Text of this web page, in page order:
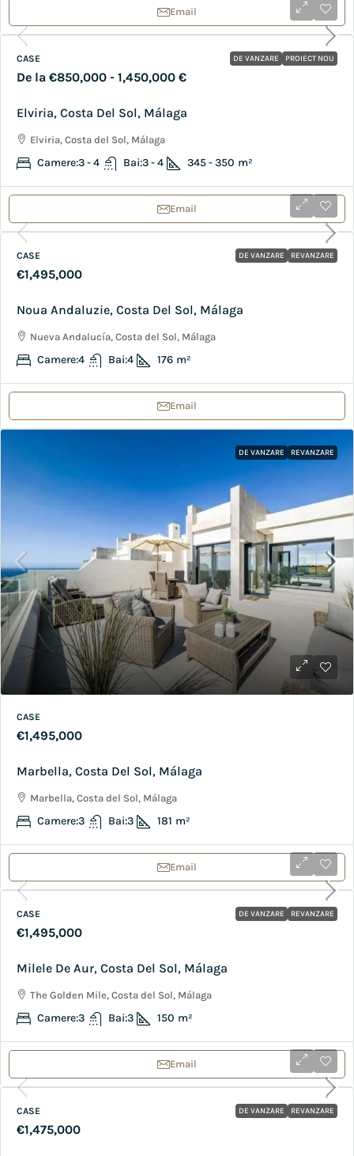
Email
DE VANZARE PROIECT NOU
CASE
De la €850,000 - 1,450,000 €
Elviria, Costa Del Sol, Málaga
Elviria, Costa del Sol, Málaga
Camere:3 - 4 Bai:3 - 4 345 - 350 m²
Email
DE VANZARE REVANZARE
CASE
€1,495,000
Noua Andaluzie, Costa Del Sol, Málaga
Nueva Andalucía, Costa del Sol, Málaga
Camere:4 Bai:4 176 m²
Email
DE VANZARE REVANZARE
CASE
€1,495,000
Marbella, Costa Del Sol, Málaga
Marbella, Costa del Sol, Málaga
Camere:3 Bai:3 181 m²
Email
DE VANZARE REVANZARE
CASE
€1,495,000
Milele De Aur, Costa Del Sol, Málaga
The Golden Mile, Costa del Sol, Málaga
Camere:3 Bai:3 150 m²
Email
DE VANZARE REVANZARE
CASE
€1,475,000